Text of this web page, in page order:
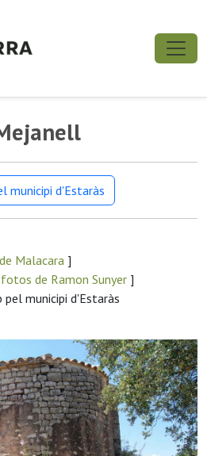
municipi d'Estaràs
Malacara ]
de Ramon Sunyer ]
municipi d'Estaràs